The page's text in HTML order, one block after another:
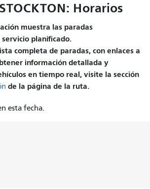
Horarios
muestra las paradas
planificado.
completa de paradas, con enlaces a
información detallada y
en tiempo real, visite la sección
de la página de la ruta.
esta fecha.